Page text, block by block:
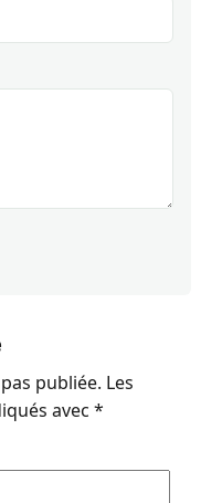
publiée. Les
avec *